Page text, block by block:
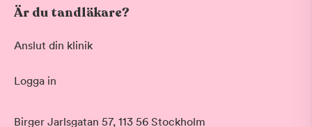
Är du tandläkare?
Anslut din klinik
Logga in
Birger Jarlsgatan 57, 113 56 Stockholm